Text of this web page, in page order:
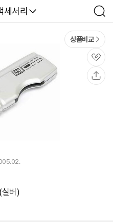
세서리
검
색
상품비교
관
심
버)